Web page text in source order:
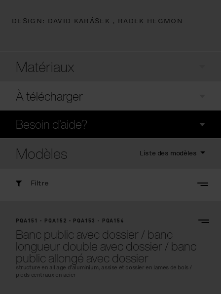
DESIGN: DAVID KARÁSEK , RADEK HEGMON
Matériaux
À télécharger
Besoin d’aide?
Modèles Liste des modèles
Filtre
PQA151 - PQA152 - PQA153 - PQA154
Banc public avec dossier / banc
longueur double avec dossier / banc
public allongé avec dossier
structure en alliage d’aluminium, assise et dossier en lames de bois /
pieds centraux en acier